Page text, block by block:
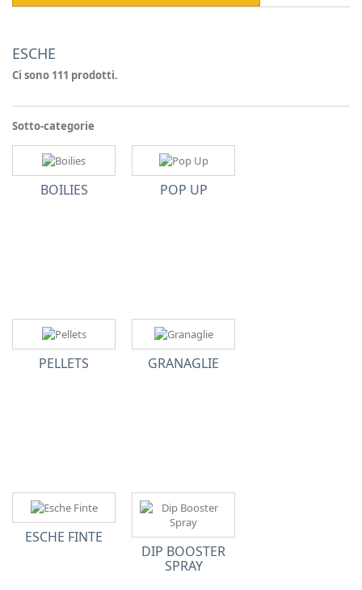
ESCHE
Ci sono 111 prodotti.
Sotto-categorie
BOILIES POP UP
PELLETS GRANAGLIE
ESCHE FINTE
DIP BOOSTER
SPRAY